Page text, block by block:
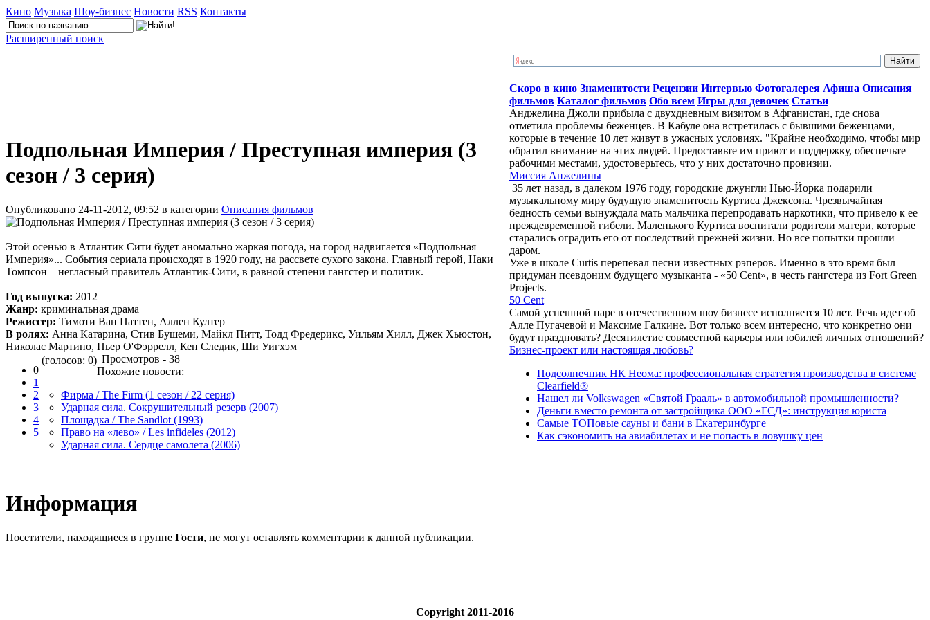
Кино Музыка Шоу-бизнес Новости RSS Контакты
Расширенный поиск
Подпольная Империя / Преступная империя (3
сезон / 3 серия)
Опубликовано 24-11-2012, 09:52 в категории Описания фильмов
Этой осенью в Атлантик Сити будет аномально жаркая погода, на город надвигается «Подпольная
Империя»... События сериала происходят в 1920 году, на рассвете сухого закона. Главный герой, Наки
Томпсон – негласный правитель Атлантик-Сити, в равной степени гангстер и политик.
Год выпуска: 2012
Жанр: криминальная драма
Режиссер: Тимоти Ван Паттен, Аллен Култер
В ролях: Анна Катарина, Стив Бушеми, Майкл Питт, Тодд Фредерикс, Уильям Хилл, Джек Хьюстон,
Николас Мартино, Пьер О'Фэррелл, Кен Следик, Ши Уигхэм
0
1
2
3
4
5
(голосов: 0)| Просмотров - 38
Похожие новости:
Фирма / The Firm (1 сезон / 22 серия)
Ударная сила. Сокрушительный резерв (2007)
Площадка / The Sandlot (1993)
Право на «лево» / Les infideles (2012)
Ударная сила. Сердце самолета (2006)
Информация
Посетители, находящиеся в группе Гости, не могут оставлять комментарии к данной публикации.
Скоро в кино Знаменитости Рецензии Интервью Фотогалерея Афиша Описания
фильмов Каталог фильмов Обо всем Игры для девочек Статьи
Анджелина Джоли прибыла с двухдневным визитом в Афганистан, где снова
отметила проблемы беженцев. В Кабуле она встретилась с бывшими беженцами,
которые в течение 10 лет живут в ужасных условиях. "Крайне необходимо, чтобы мир
обратил внимание на этих людей. Предоставьте им приют и поддержку, обеспечьте
рабочими местами, удостоверьтесь, что у них достаточно провизии.
Миссия Анжелины
35 лет назад, в далеком 1976 году, городские джунгли Нью-Йорка подарили
музыкальному миру будущую знаменитость Куртиса Джексона. Чрезвычайная
бедность семьи вынуждала мать мальчика перепродавать наркотики, что привело к ее
преждевременной гибели. Маленького Куртиса воспитали родители матери, которые
старались оградить его от последствий прежней жизни. Но все попытки прошли
даром.
Уже в школе Curtis перепевал песни известных рэперов. Именно в это время был
придуман псевдоним будущего музыканта - «50 Cent», в честь гангстера из Fort Green
Projects.
50 Cent
Самой успешной паре в отечественном шоу бизнесе исполняется 10 лет. Речь идет об
Алле Пугачевой и Максиме Галкине. Вот только всем интересно, что конкретно они
будут праздновать? Десятилетие совместной карьеры или юбилей личных отношений?
Бизнес-проект или настоящая любовь?
Подсолнечник НК Неома: профессиональная стратегия производства в системе
Clearfield®
Нашел ли Volkswagen «Святой Грааль» в автомобильной промышленности?
Деньги вместо ремонта от застройщика ООО «ГСД»: инструкция юриста
Самые ТОПовые сауны и бани в Екатеринбурге
Как сэкономить на авиабилетах и не попасть в ловушку цен
Copyright 2011-2016